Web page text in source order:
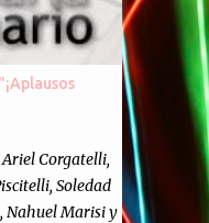
Corgatelli,
Soledad
Nahuel Marisi y